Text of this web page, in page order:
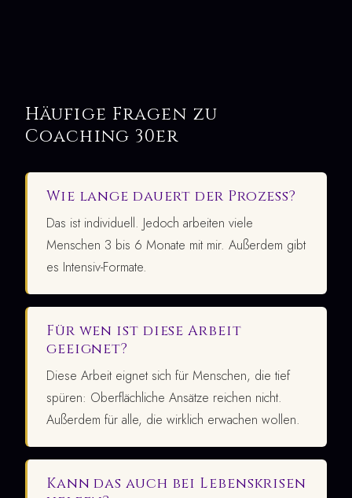
Häufige Fragen zu
Coaching 30er
Wie lange dauert der Prozess?
Das ist individuell. Jedoch arbeiten viele
Menschen 3 bis 6 Monate mit mir. Außerdem gibt
es Intensiv-Formate.
Für wen ist diese Arbeit
geeignet?
Diese Arbeit eignet sich für Menschen, die tief
spüren: Oberflächliche Ansätze reichen nicht.
Außerdem für alle, die wirklich erwachen wollen.
Kann das auch bei Lebenskrisen